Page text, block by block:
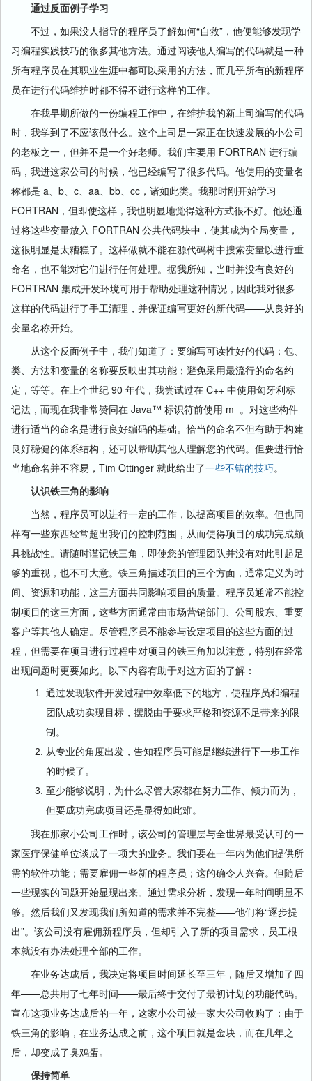
通过反面例子学习
不过，如果没人指导的程序员了解如何“自救”，他便能够发现学
习编程实践技巧的很多其他方法。通过阅读他人编写的代码就是一种
所有程序员在其职业生涯中都可以采用的方法，而几乎所有的新程序
员在进行代码维护时都不得不进行这样的工作。
在我早期所做的一份编程工作中，在维护我的新上司编写的代码
时，我学到了不应该做什么。这个上司是一家正在快速发展的小公司
的老板之一，但并不是一个好老师。我们主要用 FORTRAN 进行编
码，我进这家公司的时候，他已经编写了很多代码。他使用的变量名
称都是 a、b、c、aa、bb、cc，诸如此类。我那时刚开始学习
FORTRAN，但即使这样，我也明显地觉得这种方式很不好。他还通
过将这些变量放入 FORTRAN 公共代码块中，使其成为全局变量，
这很明显是太糟糕了。这样做就不能在源代码树中搜索变量以进行重
命名，也不能对它们进行任何处理。据我所知，当时并没有良好的
FORTRAN 集成开发环境可用于帮助处理这种情况，因此我对很多
这样的代码进行了手工清理，并保证编写更好的新代码——从良好的
变量名称开始。
从这个反面例子中，我们知道了：要编写可读性好的代码；包、
类、方法和变量的名称要反映出其功能；避免采用最流行的命名约
定，等等。在上个世纪 90 年代，我尝试过在 C++ 中使用匈牙利标
记法，而现在我非常赞同在 Java™ 标识符前使用 m_。对这些构件
进行适当的命名是进行良好编码的基础。恰当的命名不但有助于构建
良好稳健的体系结构，还可以帮助其他人理解您的代码。但要进行恰
当地命名并不容易，Tim Ottinger 就此给出了一些不错的技巧。
认识铁三角的影响
当然，程序员可以进行一定的工作，以提高项目的效率。但也同
样有一些东西经常超出我们的控制范围，从而使得项目的成功完成颇
具挑战性。请随时谨记铁三角，即使您的管理团队并没有对此引起足
够的重视，也不可大意。铁三角描述项目的三个方面，通常定义为时
间、资源和功能，这三方面共同影响项目的质量。程序员通常不能控
制项目的这三方面，这些方面通常由市场营销部门、公司股东、重要
客户等其他人确定。尽管程序员不能参与设定项目的这些方面的过
程，但需要在项目进行过程中对项目的铁三角加以注意，特别在经常
出现问题时更要如此。以下内容有助于对这方面的了解：
通过发现软件开发过程中效率低下的地方，使程序员和编程
团队成功实现目标，摆脱由于要求严格和资源不足带来的限
制。
从专业的角度出发，告知程序员可能是继续进行下一步工作
的时候了。
至少能够说明，为什么尽管大家都在努力工作、倾力而为，
但要成功完成项目还是显得如此难。
我在那家小公司工作时，该公司的管理层与全世界最受认可的一
家医疗保健单位谈成了一项大的业务。我们要在一年内为他们提供所
需的软件功能；需要雇佣一些新的程序员；这的确令人兴奋。但随后
一些现实的问题开始显现出来。通过需求分析，发现一年时间明显不
够。然后我们又发现我们所知道的需求并不完整——他们将“逐步提
出”。该公司没有雇佣新程序员，但却引入了新的项目需求，员工根
本就没有办法处理全部的工作。
在业务达成后，我决定将项目时间延长至三年，随后又增加了四
年——总共用了七年时间——最后终于交付了最初计划的功能代码。
宣布这项业务达成后的一年，这家小公司被一家大公司收购了；由于
铁三角的影响，在业务达成之前，这个项目就是金块，而在几年之
后，却变成了臭鸡蛋。
保持简单